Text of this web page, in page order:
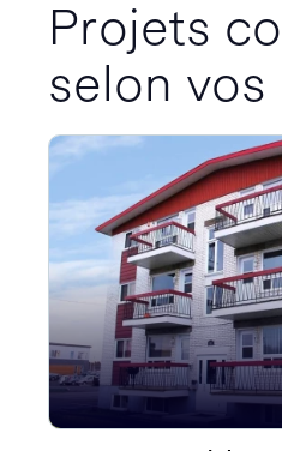
Projets
selon